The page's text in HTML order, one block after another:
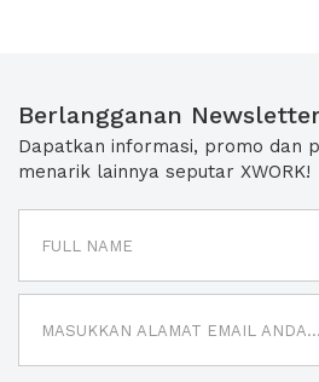
Berlangganan
Dapatkan informasi, promo dan
menarik lainnya seputar XWORK!